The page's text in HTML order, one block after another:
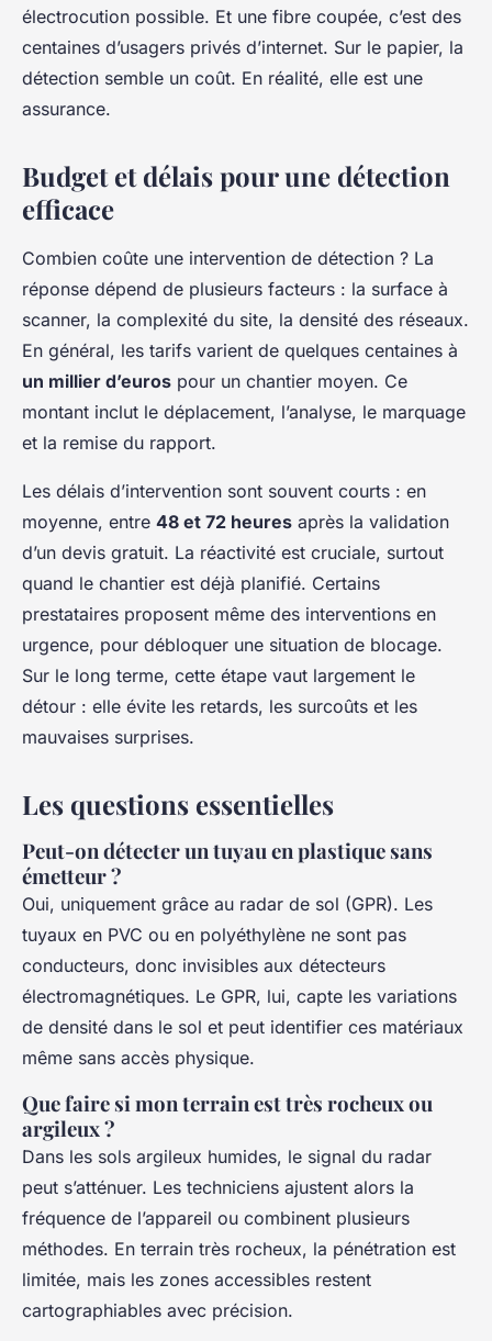
électrocution possible. Et une fibre coupée, c’est des
centaines d’usagers privés d’internet. Sur le papier, la
détection semble un coût. En réalité, elle est une
assurance.
Budget et délais pour une détection
efficace
Combien coûte une intervention de détection ? La
réponse dépend de plusieurs facteurs : la surface à
scanner, la complexité du site, la densité des réseaux.
En général, les tarifs varient de quelques centaines à
un millier d’euros pour un chantier moyen. Ce
montant inclut le déplacement, l’analyse, le marquage
et la remise du rapport.
Les délais d’intervention sont souvent courts : en
moyenne, entre 48 et 72 heures après la validation
d’un devis gratuit. La réactivité est cruciale, surtout
quand le chantier est déjà planifié. Certains
prestataires proposent même des interventions en
urgence, pour débloquer une situation de blocage.
Sur le long terme, cette étape vaut largement le
détour : elle évite les retards, les surcoûts et les
mauvaises surprises.
Les questions essentielles
Peut-on détecter un tuyau en plastique sans
émetteur ?
Oui, uniquement grâce au radar de sol (GPR). Les
tuyaux en PVC ou en polyéthylène ne sont pas
conducteurs, donc invisibles aux détecteurs
électromagnétiques. Le GPR, lui, capte les variations
de densité dans le sol et peut identifier ces matériaux
même sans accès physique.
Que faire si mon terrain est très rocheux ou
argileux ?
Dans les sols argileux humides, le signal du radar
peut s’atténuer. Les techniciens ajustent alors la
fréquence de l’appareil ou combinent plusieurs
méthodes. En terrain très rocheux, la pénétration est
limitée, mais les zones accessibles restent
cartographiables avec précision.